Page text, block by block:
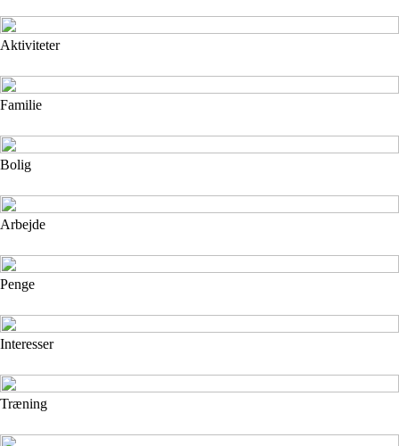
Aktiviteter
Familie
Bolig
Arbejde
Penge
Interesser
Træning